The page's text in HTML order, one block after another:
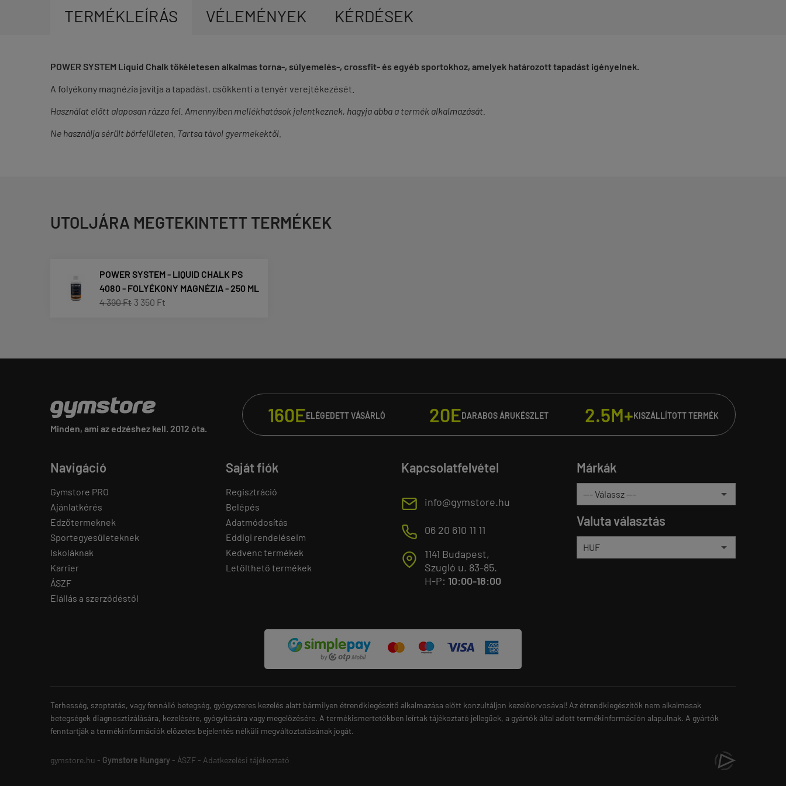
TERMÉKLEÍRÁS VÉLEMÉNYEK KÉRDÉSEK
POWER SYSTEM Liquid Chalk tökéletesen alkalmas torna-, súlyemelés-, crossfit- és egyéb sportokhoz, amelyek határozott tapadást igényelnek.
A folyékony magnézia javítja a tapadást, csökkenti a tenyér verejtékezését.
Használat előtt alaposan rázza fel. Amennyiben mellékhatások jelentkeznek, hagyja abba a termék alkalmazását.
Ne használja sérült bőrfelületen. Tartsa távol gyermekektől.
UTOLJÁRA MEGTEKINTETT TERMÉKEK
POWER SYSTEM - LIQUID CHALK PS
4080 - FOLYÉKONY MAGNÉZIA - 250 ML
4 390 Ft 3 350 Ft
Minden, ami az edzéshez kell. 2012 óta.
160EELÉGEDETT VÁSÁRLÓ 20EDARABOS ÁRUKÉSZLET 2.5M+KISZÁLLÍTOTT TERMÉK
Navigáció
Gymstore PRO
Ajánlatkérés
Edzőtermeknek
Sportegyesületeknek
Iskoláknak
Karrier
ÁSZF
Elállás a szerződéstől
Saját fiók
Regisztráció
Belépés
Adatmódosítás
Eddigi rendeléseim
Kedvenc termékek
Letölthető termékek
Kapcsolatfelvétel
E info@gymstore.hu
M 06 20 610 11 11
T
1141 Budapest,
Szugló u. 83-85.
H-P: 10:00-18:00
Márkák
Valuta választás
Terhesség, szoptatás, vagy fennálló betegség, gyógyszeres kezelés alatt bármilyen étrendkiegészítő alkalmazása előtt konzultáljon kezelőorvosával! Az étrendkiegészítők nem alkalmasak
betegségek diagnosztizálására, kezelésére, gyógyítására vagy megelőzésére. A termékismertetőkben leírtak tájékoztató jellegűek, a gyártók által adott termékinformáción alapulnak. A gyártók
fenntartják a termékinformációk előzetes bejelentés nélküli megváltoztatásának jogát.
gymstore.hu - Gymstore Hungary - ÁSZF - Adatkezelési tájékoztató